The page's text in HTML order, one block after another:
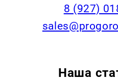
8 (927)
Наша